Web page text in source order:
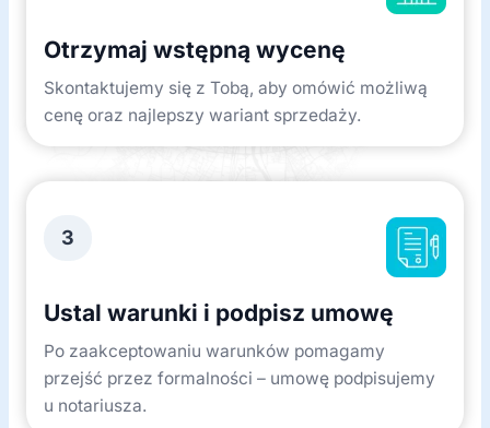
Otrzymaj wstępną wycenę
Skontaktujemy się z Tobą, aby omówić możliwą
cenę oraz najlepszy wariant sprzedaży.
3
Ustal warunki i podpisz umowę
Po zaakceptowaniu warunków pomagamy
przejść przez formalności – umowę podpisujemy
u notariusza.